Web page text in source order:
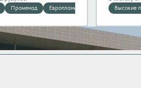
Променад Европланировка Панорамные
Высокие